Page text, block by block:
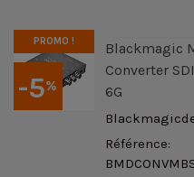
-5%
PROMO !
Blackmagic
Converter
6G
Référence: